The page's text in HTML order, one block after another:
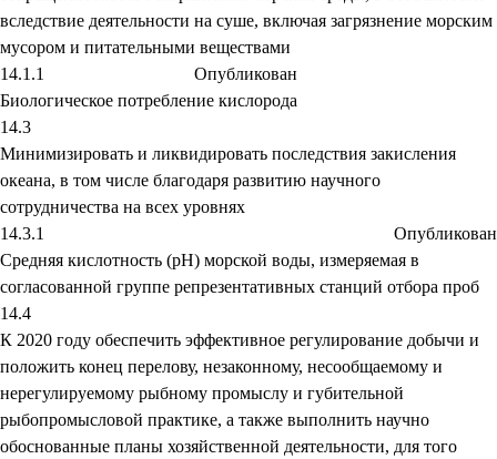
вследствие деятельности на суше, включая загрязнение морским
мусором и питательными веществами
14.1.1
Опубликован
Биологическое потребление кислорода
14.3
Минимизировать и ликвидировать последствия закисления
океана, в том числе благодаря развитию научного
сотрудничества на всех уровнях
14.3.1
Опубликован
Средняя кислотность (pH) морской воды, измеряемая в
согласованной группе репрезентативных станций отбора проб
14.4
К 2020 году обеспечить эффективное регулирование добычи и
положить конец перелову, незаконному, несообщаемому и
нерегулируемому рыбному промыслу и губительной
рыбопромысловой практике, а также выполнить научно
обоснованные планы хозяйственной деятельности, для того